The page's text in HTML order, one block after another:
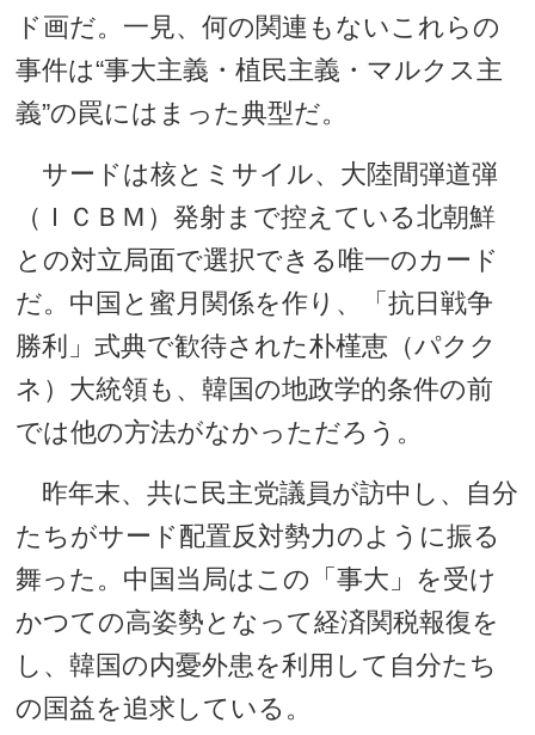
ド画だ。一見、何の関連もないこれらの
事件は“事大主義・植民主義・マルクス主
義”の罠にはまった典型だ。
サードは核とミサイル、大陸間弾道弾
（ＩＣＢＭ）発射まで控えている北朝鮮
との対立局面で選択できる唯一のカード
だ。中国と蜜月関係を作り、「抗日戦争
勝利」式典で歓待された朴槿恵（パクク
ネ）大統領も、韓国の地政学的条件の前
では他の方法がなかっただろう。
昨年末、共に民主党議員が訪中し、自分
たちがサード配置反対勢力のように振る
舞った。中国当局はこの「事大」を受け
かつての高姿勢となって経済関税報復を
し、韓国の内憂外患を利用して自分たち
の国益を追求している。